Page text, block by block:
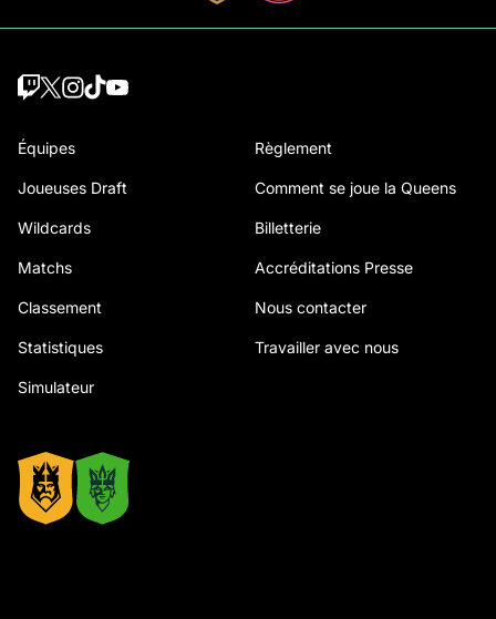
Équipes
Joueuses Draft
Wildcards
Matchs
Classement
Statistiques
Simulateur
Règlement
Comment se joue la Queens
Billetterie
Accréditations Presse
Nous contacter
Travailler avec nous